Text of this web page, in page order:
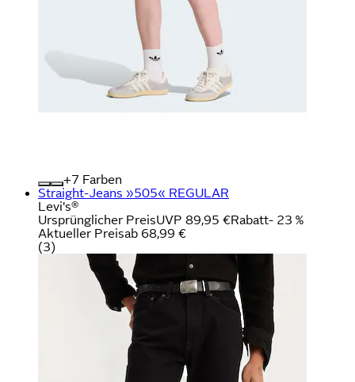
+
Farben
Straight-Jeans »505« REGULAR
Levi's®
Ursprünglicher PreisUVP 89,95 €Rabatt- 23 %
Aktueller Preisab 68,99 €
(3)